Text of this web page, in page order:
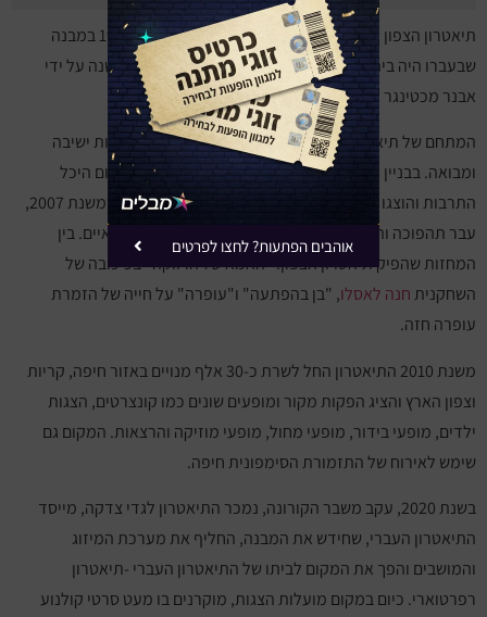
תיאטרון הצפון הוא תיאטרון בקרית חיים שהוקם בשנת 1994 במבנה
שבעברו היה בית העם של קריה זו. המקום נוהל במשך 12 שנה על ידי
אבנר מכטינגר ובשנים לאחר מכן על ידי ניצה בן צבי.
המתחם של תיאטרון הצפון כולל אולם גדול ובו 1100 מקומות ישיבה
ומבואה. בבניין גם בית קפה ומשרדים. בתחילה שימש המקום היכל
התרבות והוצגו בו הצגות של התיאטראות השונים בישראל. משנת 2007,
עבר תהפוכה והחל להפיק מספר מצומצם של מחזות עצמאיים. בין
המחזות שהפיק תיאטרון הצפון: "האמא של הרווקה" בכיכובה של
השחקניתחנה לאסלו, "בן בהפתעה" ו"עופרה" על חייה של הזמרת
עופרה חזה.
משנת 2010 התיאטרון החל לשרת כ-30 אלף מנויים באזור חיפה, קריות
וצפון הארץ והציג הפקות מקור ומופעים שונים כמו קונצרטים, הצגות
ילדים, מופעי בידור, מופעי מחול, מופעי מוזיקה והרצאות. המקום גם
שימש לאירוח של התזמורת הסימפונית חיפה.
בשנת 2020, עקב משבר הקורונה, נמכר התיאטרון לגדי צדקה, מייסד
התיאטרון העברי, שחידש את המבנה, החליף את מערכת המיזוג
והמושבים והפך את המקום לביתו של התיאטרון העברי -תיאטרון
רפרטוארי. כיום במקום מועלות הצגות, מוקרנים בו מעט סרטי קולנוע
אוהבים הפתעות? לחצו לפרטים